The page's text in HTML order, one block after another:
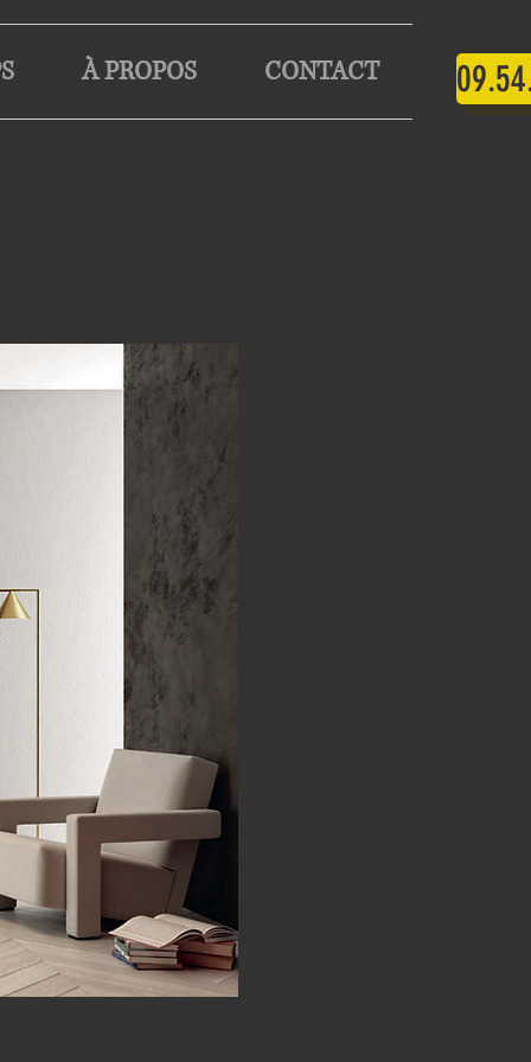
À PROPOS CONTACT